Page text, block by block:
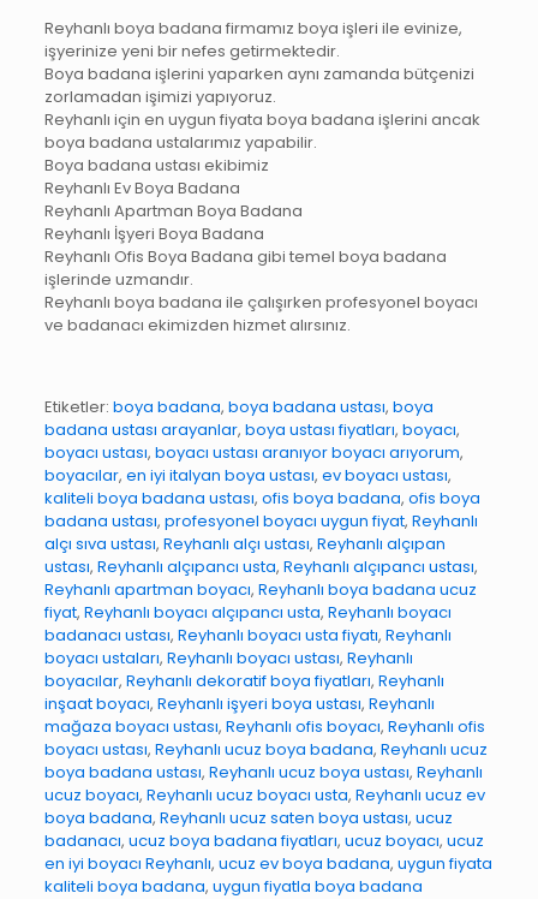
Reyhanlı‎ boya badana firmamız boya işleri ile evinize,
işyerinize yeni bir nefes getirmektedir.
Boya badana işlerini yaparken aynı zamanda bütçenizi
zorlamadan işimizi yapıyoruz.
Reyhanlı‎ için en uygun fiyata boya badana işlerini ancak
boya badana ustalarımız yapabilir.
Boya badana ustası ekibimiz
Reyhanlı‎ Ev Boya Badana
Reyhanlı‎ Apartman Boya Badana
Reyhanlı‎ İşyeri Boya Badana
Reyhanlı‎ Ofis Boya Badana gibi temel boya badana
işlerinde uzmandır.
Reyhanlı‎ boya badana ile çalışırken profesyonel boyacı
ve badanacı ekimizden hizmet alırsınız.
Etiketler: boya badana, boya badana ustası, boya
badana ustası arayanlar, boya ustası fiyatları, boyacı,
boyacı ustası, boyacı ustası aranıyor boyacı arıyorum,
boyacılar, en iyi italyan boya ustası, ev boyacı ustası,
kaliteli boya badana ustası, ofis boya badana, ofis boya
badana ustası, profesyonel boyacı uygun fiyat, Reyhanlı
alçı sıva ustası, Reyhanlı alçı ustası, Reyhanlı alçıpan
ustası, Reyhanlı alçıpancı usta, Reyhanlı alçıpancı ustası,
Reyhanlı apartman boyacı, Reyhanlı boya badana ucuz
fiyat, Reyhanlı boyacı alçıpancı usta, Reyhanlı boyacı
badanacı ustası, Reyhanlı boyacı usta fiyatı, Reyhanlı
boyacı ustaları, Reyhanlı boyacı ustası, Reyhanlı
boyacılar, Reyhanlı dekoratif boya fiyatları, Reyhanlı
inşaat boyacı, Reyhanlı işyeri boya ustası, Reyhanlı
mağaza boyacı ustası, Reyhanlı ofis boyacı, Reyhanlı ofis
boyacı ustası, Reyhanlı ucuz boya badana, Reyhanlı ucuz
boya badana ustası, Reyhanlı ucuz boya ustası, Reyhanlı
ucuz boyacı, Reyhanlı ucuz boyacı usta, Reyhanlı ucuz ev
boya badana, Reyhanlı ucuz saten boya ustası, ucuz
badanacı, ucuz boya badana fiyatları, ucuz boyacı, ucuz
en iyi boyacı Reyhanlı, ucuz ev boya badana, uygun fiyata
kaliteli boya badana, uygun fiyatla boya badana